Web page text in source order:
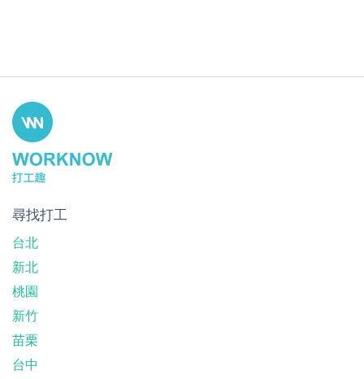
尋找打工
台北
新北
桃園
新竹
苗栗
台中